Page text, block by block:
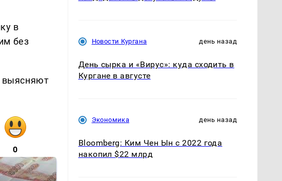
в
без
выясняют
0
Новости Кургана день назад
День сырка и «Вирус»: куда сходить в
Кургане в августе
Экономика день назад
Bloomberg: Ким Чен Ын с 2022 года
накопил $22 млрд